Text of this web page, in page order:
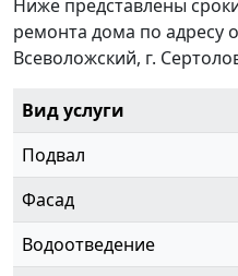
Ниже представлены
ремонта дома по адресу
Всеволожский, г.
Вид услуги
Подвал
Фасад
Водоотведение